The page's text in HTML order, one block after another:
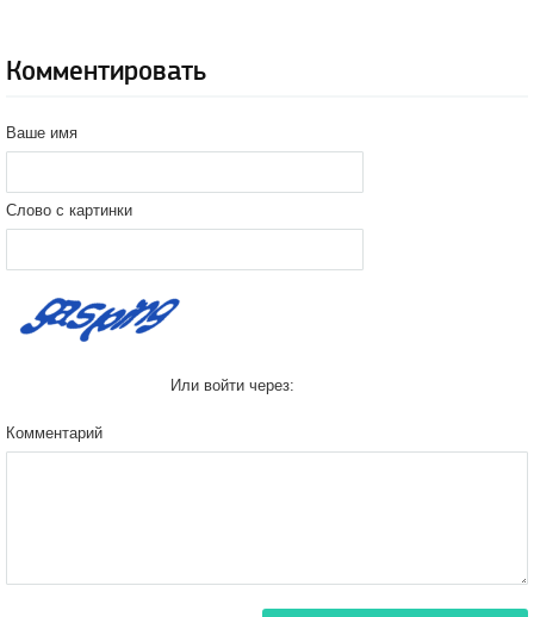
Комментировать
Ваше имя
Слово с картинки
Или войти через:
Комментарий